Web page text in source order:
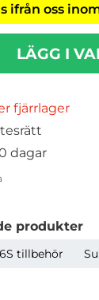
ifrån oss
LÄGG I
fjärrlager
dagar
produkter
tillbehör